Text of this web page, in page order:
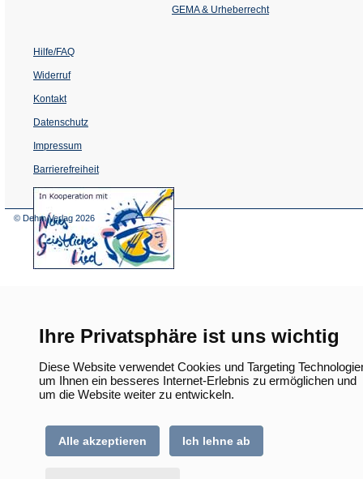
Ihre Privatsphäre ist uns wichtig
Diese Website verwendet Cookies und Targeting
um Ihnen ein besseres Internet-Erlebnis zu ermöglichen und
um die Website weiter zu entwickeln.
Alle akzeptieren Ich lehne ab
Tab)
GEMA & Urheberrecht
Hilfe/FAQ
Widerruf
Kontakt
Datenschutz
Impressum
Barrierefreiheit
(Öffnet
in
© Dehm Verlag 2026